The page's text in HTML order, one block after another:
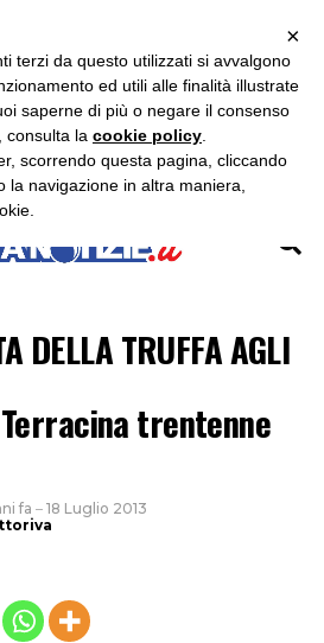
DELLA TRUFFA AGLI
trentenne
fa – 18 Luglio 2013
×
terzi da questo utilizzati si avvalgono
ed utili alle finalità illustrate
saperne di più o negare il consenso
consulta la cookie policy
scorrendo questa pagina, cliccando
la navigazione in altra maniera,